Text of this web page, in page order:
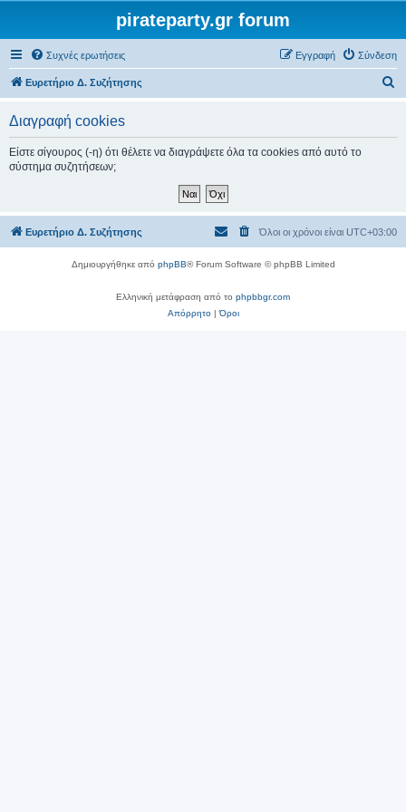
pirateparty.gr forum
Συχνές ερωτήσεις Σύνδεση
Εγγραφή
Ευρετήριο Δ. Συζήτησης
σ
Διαγραφή cookies
Είστε σίγουρος (-η) ότι θέλετε να διαγράψετε όλα τα cookies από αυτό το
σύστημα συζητήσεων;
Ευρετήριο Δ. Συζήτησης Όλοι οι χρόνοι είναι UTC+03:00
Δημιουργήθηκε από phpBB® Forum Software © phpBB Limited
Ελληνική μετάφραση από το phpbbgr.com
Απόρρητο|Όροι